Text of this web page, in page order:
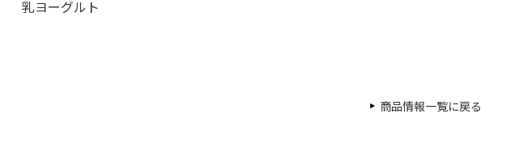
乳ヨーグルト
商品情報一覧に戻る